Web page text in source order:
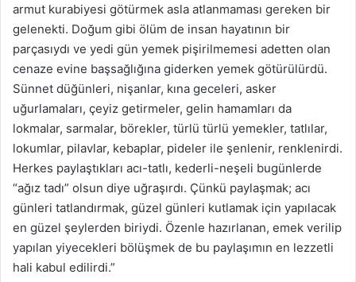
armut kurabiyesi götürmek asla atlanmaması gereken bir
gelenekti. Doğum gibi ölüm de insan hayatının bir
parçasıydı ve yedi gün yemek pişirilmemesi adetten olan
cenaze evine başsağlığına giderken yemek götürülürdü.
Sünnet düğünleri, nişanlar, kına geceleri, asker
uğurlamaları, çeyiz getirmeler, gelin hamamları da
lokmalar, sarmalar, börekler, türlü türlü yemekler, tatlılar,
lokumlar, pilavlar, kebaplar, pideler ile şenlenir, renklenirdi.
Herkes paylaştıkları acı-tatlı, kederli-neşeli bugünlerde
“ağız tadı” olsun diye uğraşırdı. Çünkü paylaşmak; acı
günleri tatlandırmak, güzel günleri kutlamak için yapılacak
en güzel şeylerden biriydi. Özenle hazırlanan, emek verilip
yapılan yiyecekleri bölüşmek de bu paylaşımın en lezzetli
hali kabul edilirdi.”